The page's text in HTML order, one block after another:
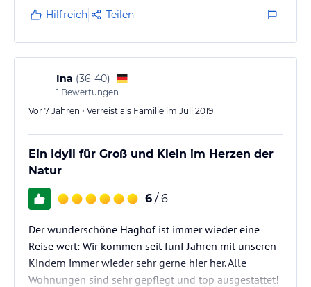
Appartments sind sauber, hell und bis zum Salz und
Gemüsebürste aufs kleinste Detail eingerichtet.
Immer wieder gern.
Hilfreich Teilen
Ina (36-40)
1 Bewertungen
Vor 7 Jahren • Verreist als Familie im Juli 2019
Ein Idyll für Groß und Klein im Herzen der
Natur
6 / 6
Der wunderschöne Haghof ist immer wieder eine
Reise wert: Wir kommen seit fünf Jahren mit unseren
Kindern immer wieder sehr gerne hier her. Alle
Wohnungen sind sehr gepflegt und top ausgestattet!